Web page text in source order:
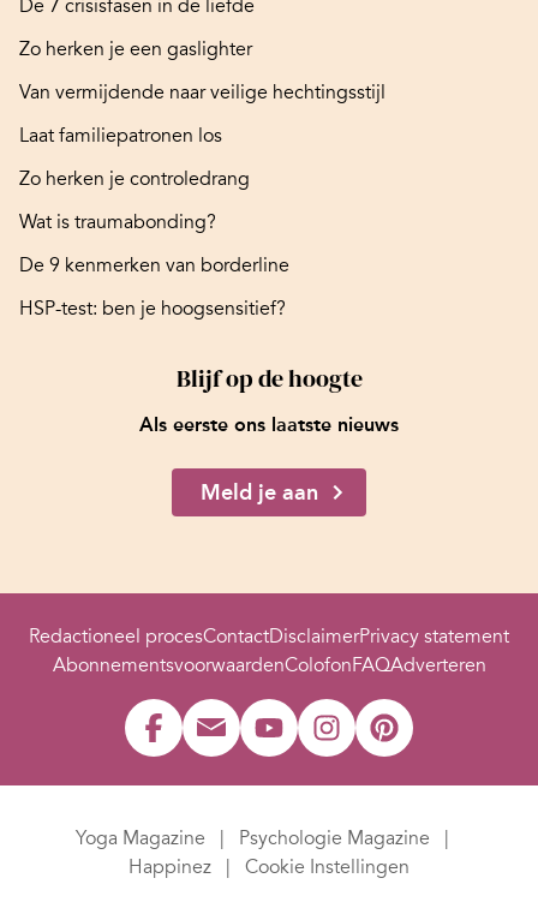
De 7 crisisfasen in de liefde
Zo herken je een gaslighter
Van vermijdende naar veilige hechtingsstijl
Laat familiepatronen los
Zo herken je controledrang
Wat is traumabonding?
De 9 kenmerken van borderline
HSP-test: ben je hoogsensitief?
Blijf op de hoogte
Als eerste ons laatste nieuws
Meld je aan
Redactioneel procesContactDisclaimerPrivacy statement
AbonnementsvoorwaardenColofonFAQAdverteren
Yoga Magazine
Psychologie Magazine
Happinez
Cookie Instellingen